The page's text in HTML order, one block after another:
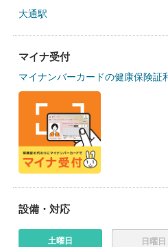
大通駅
マイナ受付
マイナンバーカードの健康保険証
設備・対応
土曜日 日曜日